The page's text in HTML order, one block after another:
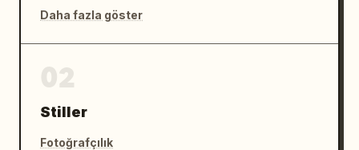
Daha fazla göster
Stiller
Fotoğrafçılık